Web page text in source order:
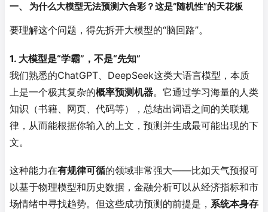
一、 为什么大模型无法预测六合彩？这是“随机性”的天花板
要理解这个问题，得先拆开大模型的“脑回路”。
1. 大模型是“学霸”，不是“先知”
我们熟悉的ChatGPT、DeepSeek这类大语言模型，本质
上是一个极其复杂的概率预测机器。它通过学习海量的人类
知识（书籍、网页、代码等），总结出词语之间的关联规
律，从而能根据你输入的上文，预测并生成最可能出现的下
文。
这种能力在有规律可循的领域非常强大——比如天气预报可
以基于物理模型和历史数据，金融分析可以从经济指标和市
场情绪中寻找趋势。但这些成功预测的前提是， 系统本身存